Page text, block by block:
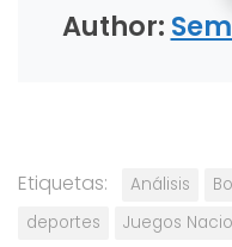
Author:
Etiquetas: Análisis
deportes
Juegos